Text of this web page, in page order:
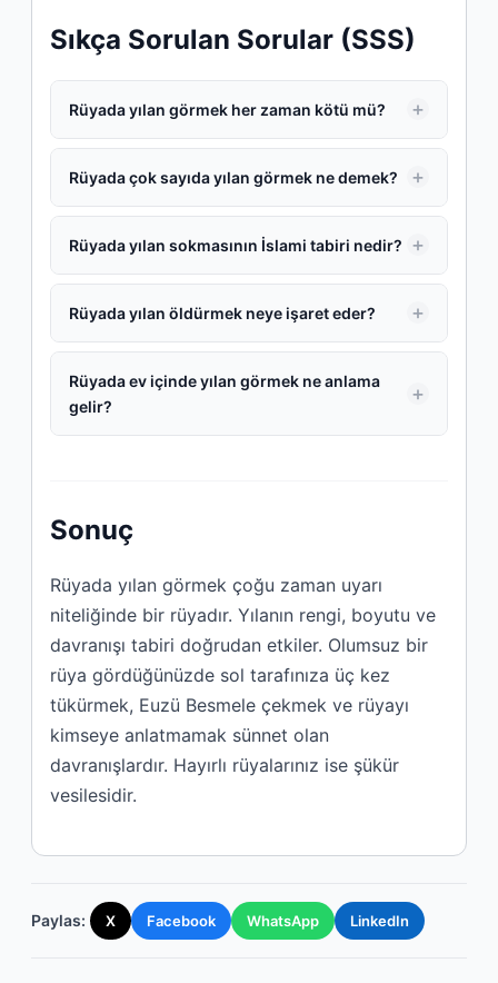
Sıkça Sorulan Sorular (SSS)
Rüyada yılan görmek her zaman kötü mü?
Rüyada çok sayıda yılan görmek ne demek?
Rüyada yılan sokmasının İslami tabiri nedir?
Rüyada yılan öldürmek neye işaret eder?
Rüyada ev içinde yılan görmek ne anlama
gelir?
Sonuç
Rüyada yılan görmek çoğu zaman uyarı
niteliğinde bir rüyadır. Yılanın rengi, boyutu ve
davranışı tabiri doğrudan etkiler. Olumsuz bir
rüya gördüğünüzde sol tarafınıza üç kez
tükürmek, Euzü Besmele çekmek ve rüyayı
kimseye anlatmamak sünnet olan
davranışlardır. Hayırlı rüyalarınız ise şükür
vesilesidir.
Paylas: X Facebook WhatsApp LinkedIn